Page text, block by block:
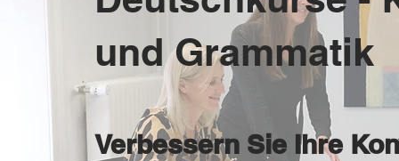
und Grammatik
Verbessern Sie Ihre